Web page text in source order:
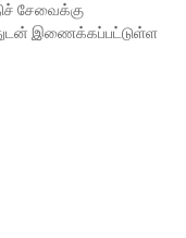
சேவைக்கு
இணைக்கப்பட்டுள்ள